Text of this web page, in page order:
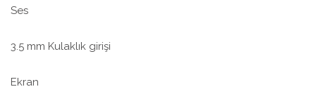
Ses
3.5 mm Kulaklık girişi
Ekran